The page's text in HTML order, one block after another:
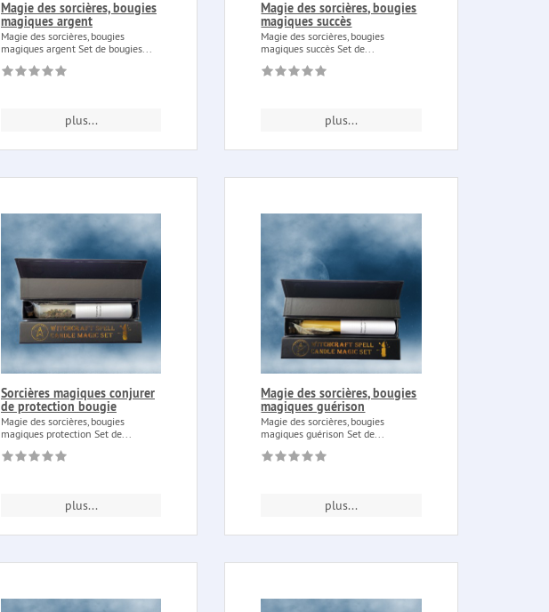
Magie des sorcières, bougies
magiques argent
Magie des sorcières, bougies
magiques argent Set de bougies...
plus...
Magie des sorcières, bougies
magiques succès
Magie des sorcières, bougies
magiques succès Set de...
plus...
Sorcières magiques conjurer
de protection bougie
Magie des sorcières, bougies
magiques protection Set de...
plus...
Magie des sorcières, bougies
magiques guérison
Magie des sorcières, bougies
magiques guérison Set de...
plus...